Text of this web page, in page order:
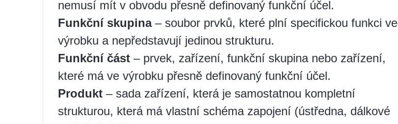
nemusí mít v obvodu přesně definovaný funkční účel.
Funkční skupina– soubor prvků, které plní specifickou funkci ve
výrobku a nepředstavují jedinou strukturu.
Funkční část – prvek, zařízení, funkční skupina nebo zařízení,
které má ve výrobku přesně definovaný funkční účel.
Produkt – sada zařízení, která je samostatnou kompletní
strukturou, která má vlastní schéma zapojení (ústředna, dálkové